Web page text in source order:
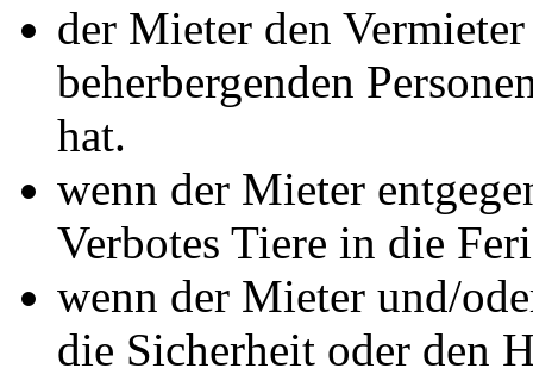
der Mieter den
beherbergenden
hat.
wenn der Mieter
Verbotes Tiere in die
wenn der Mieter und/
die Sicherheit oder den